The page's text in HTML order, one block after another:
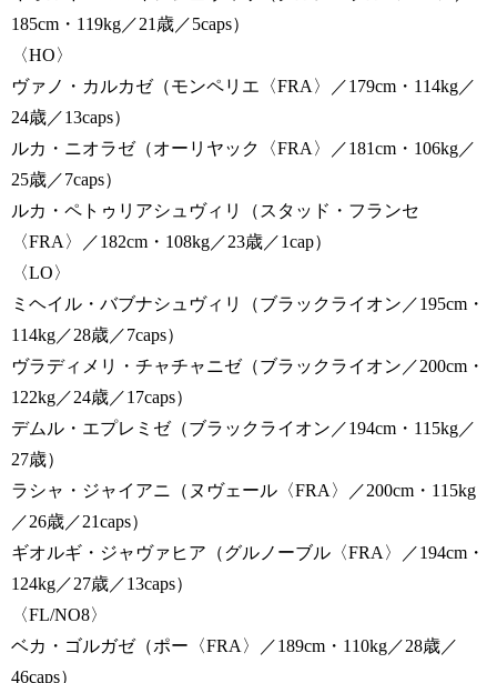
185cm・119kg／21歳／5caps）
〈HO〉
ヴァノ・カルカゼ（モンペリエ〈FRA〉／179cm・114kg／
24歳／13caps）
ルカ・ニオラゼ（オーリヤック〈FRA〉／181cm・106kg／
25歳／7caps）
ルカ・ペトゥリアシュヴィリ（スタッド・フランセ
〈FRA〉／182cm・108kg／23歳／1cap）
〈LO〉
ミヘイル・バブナシュヴィリ（ブラックライオン／195cm・
114kg／28歳／7caps）
ヴラディメリ・チャチャニゼ（ブラックライオン／200cm・
122kg／24歳／17caps）
デムル・エプレミゼ（ブラックライオン／194cm・115kg／
27歳）
ラシャ・ジャイアニ（ヌヴェール〈FRA〉／200cm・115kg
／26歳／21caps）
ギオルギ・ジャヴァヒア（グルノーブル〈FRA〉／194cm・
124kg／27歳／13caps）
〈FL/NO8〉
ベカ・ゴルガゼ（ポー〈FRA〉／189cm・110kg／28歳／
46caps）